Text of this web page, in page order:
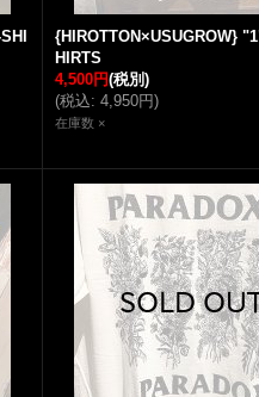
{HIROTTON×USUGROW}
HIRTS
4,500円(税別)
(税込: 4,950円)
在庫数 ×